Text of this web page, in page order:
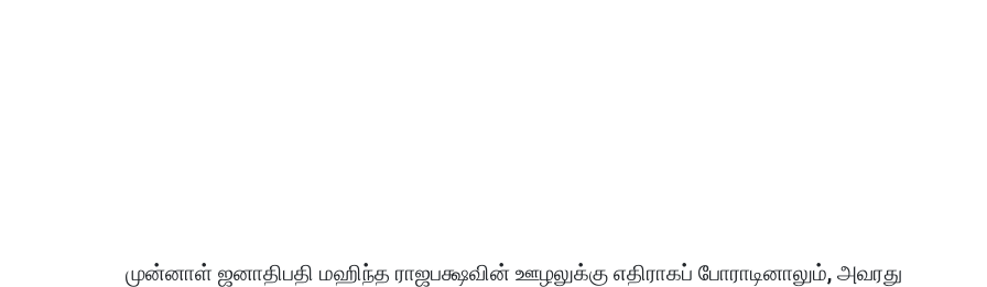
முன்னாள் ஜனாதிபதி மஹிந்த ராஜபக்ஷவின் ஊழலுக்கு எதிராகப் போராடினாலும், அவரது